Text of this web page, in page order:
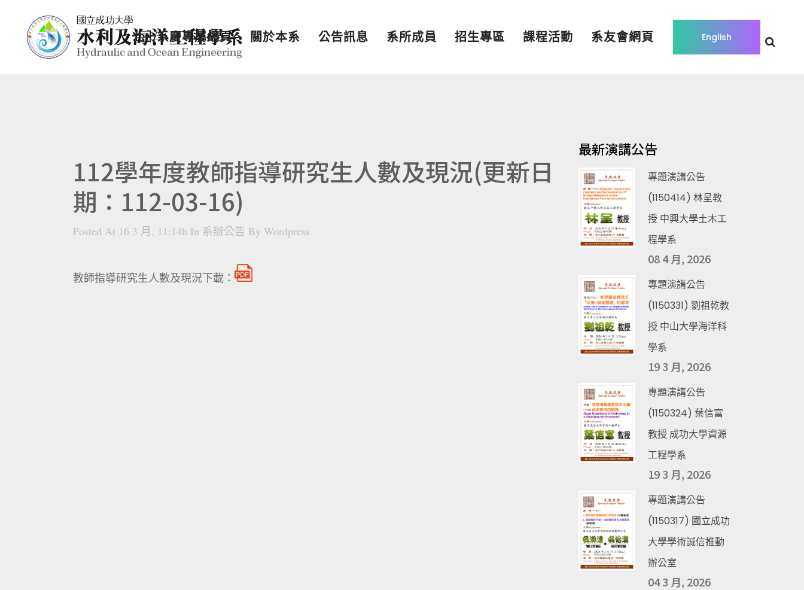
English
七十系慶專屬網頁 關於本系 公告訊息 系所成員 招生專區 課程活動 系友會網頁
112學年度教師指導研究生人數及現況(更新日
期：112-03-16)
Posted At 16 3 月, 11:14h In 系辦公告 By Wordpress
教師指導研究生人數及現況下載：
最新演講公告
專題演講公告
(1150414) 林呈教
授 中興大學土木工
程學系
08 4 月, 2026
專題演講公告
(1150331) 劉祖乾教
授 中山大學海洋科
學系
19 3 月, 2026
專題演講公告
(1150324) 葉信富
教授 成功大學資源
工程學系
19 3 月, 2026
專題演講公告
(1150317) 國立成功
大學學術誠信推動
辦公室
04 3 月, 2026